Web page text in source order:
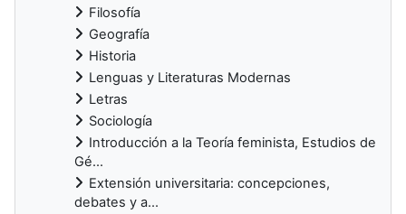
Filosofía
Geografía
Historia
Lenguas y Literaturas Modernas
Letras
Sociología
Introducción a la Teoría feminista, Estudios de
Gé...
Extensión universitaria: concepciones,
debates y a...